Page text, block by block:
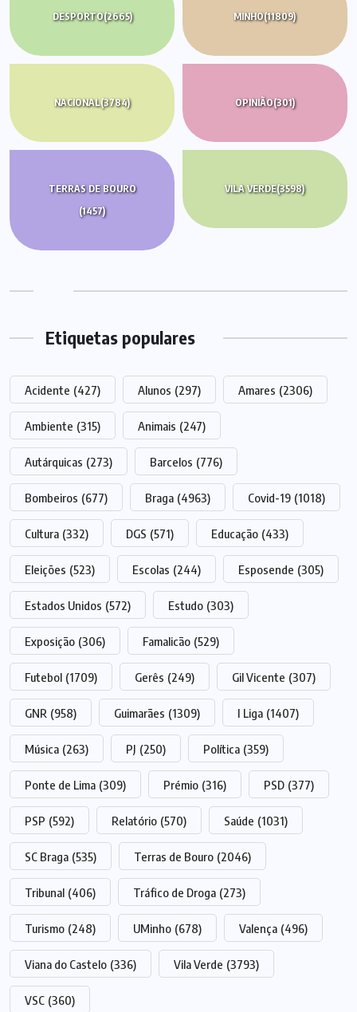
DESPORTO(2665) MINHO(11809)
NACIONAL(3784) OPINIÃO(301)
TERRAS DE BOURO
(1457)
VILA VERDE(3598)
Etiquetas populares
Acidente (427) Alunos (297) Amares (2306)
Ambiente (315) Animais (247)
Autárquicas (273) Barcelos (776)
Bombeiros (677) Braga (4963) Covid-19 (1018)
Cultura (332) DGS (571) Educação (433)
Eleições (523) Escolas (244) Esposende (305)
Estados Unidos (572) Estudo (303)
Exposição (306) Famalicão (529)
Futebol (1709) Gerês (249) Gil Vicente (307)
GNR (958) Guimarães (1309) I Liga (1407)
Música (263) PJ (250) Política (359)
Ponte de Lima (309) Prémio (316) PSD (377)
PSP (592) Relatório (570) Saúde (1031)
SC Braga (535) Terras de Bouro (2046)
Tribunal (406) Tráfico de Droga (273)
Turismo (248) UMinho (678) Valença (496)
Viana do Castelo (336) Vila Verde (3793)
VSC (360)